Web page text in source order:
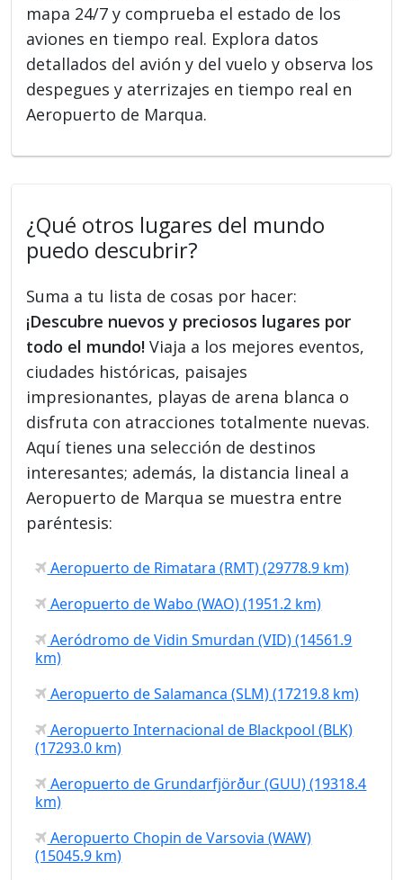
mapa 24/7 y comprueba el estado de los
aviones en tiempo real. Explora datos
detallados del avión y del vuelo y observa los
despegues y aterrizajes en tiempo real en
Aeropuerto de Marqua.
¿Qué otros lugares del mundo
puedo descubrir?
Suma a tu lista de cosas por hacer:
¡Descubre nuevos y preciosos lugares por
todo el mundo! Viaja a los mejores eventos,
ciudades históricas, paisajes
impresionantes, playas de arena blanca o
disfruta con atracciones totalmente nuevas.
Aquí tienes una selección de destinos
interesantes; además, la distancia lineal a
Aeropuerto de Marqua se muestra entre
paréntesis:
Aeropuerto de Rimatara (RMT) (29778.9 km)
Aeropuerto de Wabo (WAO) (1951.2 km)
Aeródromo de Vidin Smurdan (VID) (14561.9
km)
Aeropuerto de Salamanca (SLM) (17219.8 km)
Aeropuerto Internacional de Blackpool (BLK)
(17293.0 km)
Aeropuerto de Grundarfjörður (GUU) (19318.4
km)
Aeropuerto Chopin de Varsovia (WAW)
(15045.9 km)